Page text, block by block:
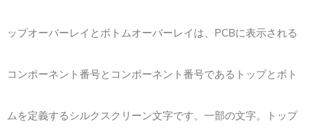
ップオーバーレイとボトムオーバーレイは、PCBに表示される
コンポーネント番号とコンポーネント番号であるトップとボト
ムを定義するシルクスクリーン文字です。一部の文字。トップ